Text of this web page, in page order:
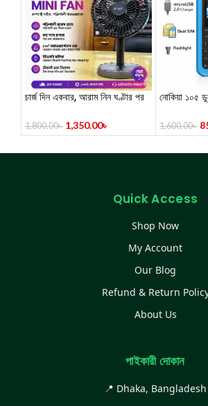
চার্জ দিন একবার, আরাম নিন ঘণ্টার পর
Professional Mini Fan –
(4000mAh)
1,800.00৳ 1,350.00৳
নোকিয়া ১০৫
1,600.00৳
Quick Access
Shop Now
My Account
Our Blog
Refund & Return
About Us
পাইকারী দোকান
📍 Dhaka, Bangladesh